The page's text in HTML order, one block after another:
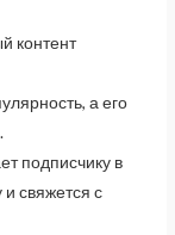
контент
а его
подписчику в
свяжется с